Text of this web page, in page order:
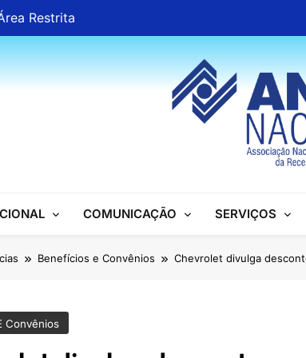
Restrita
Nacional
COMUNICAÇÃO SERVIÇOS
Benefícios e Convênios Chevrolet divulga
Convênios